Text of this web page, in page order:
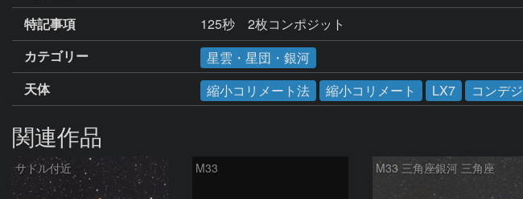
特記事項
125秒　2枚コンポジット
カテゴリー
星雲・星団・銀河
天体
縮小コリメート法 縮小コリメート LX7 コンデジ
関連作品
サドル付近 M33 M33 三角座銀河 三角座